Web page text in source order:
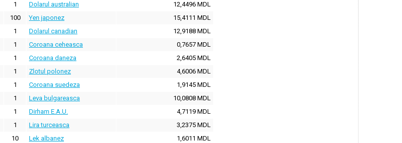
1 Dolarul australian
12,4496 MDL
100 Yen japonez
15,4111 MDL
1 Dolarul canadian
12,9188 MDL
1 Coroana ceheasca
0,7657 MDL
1 Coroana daneza
2,6405 MDL
1 Zlotul polonez
4,6006 MDL
1 Coroana suedeza
1,9145 MDL
1 Leva bulgareasca
10,0808 MDL
1 Dirham E.A.U.
4,7119 MDL
1 Lira turceasca
3,2375 MDL
10 Lek albanez
1,6011 MDL